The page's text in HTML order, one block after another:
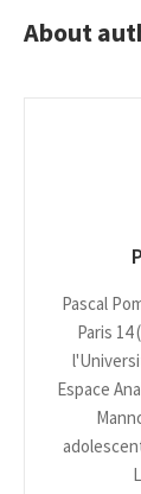
About
Pascal
Paris
Espace